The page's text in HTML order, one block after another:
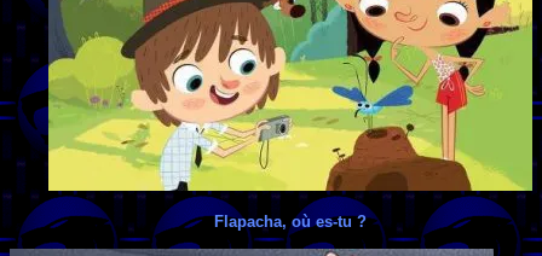
Flapacha, où es-tu ?